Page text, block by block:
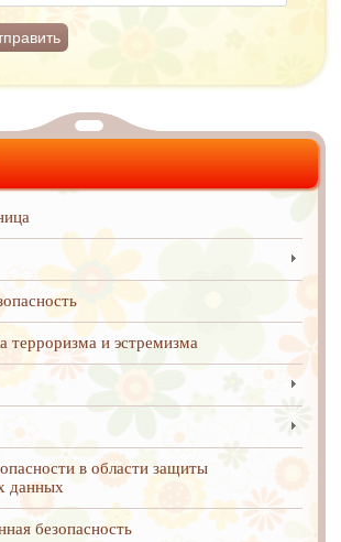
терроризма и эстремизма
в области защиты
данных
безопасность